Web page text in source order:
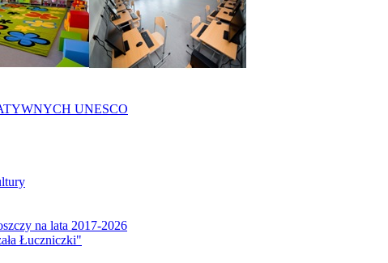
UNESCO
na lata 2017-2026
Łuczniczki"